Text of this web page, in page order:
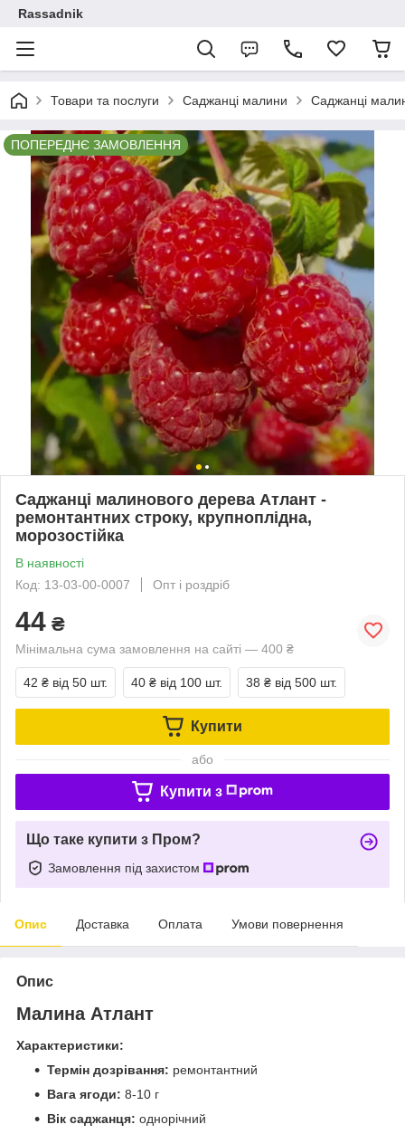
Rassadnik
Товари та послуги Саджанці малини Саджанці
ПОПЕРЕДНЄ ЗАМОВЛЕННЯ
Саджанці малинового дерева Атлант -
ремонтантних строку, крупноплідна,
морозостійка
В наявності
Код: 13-03-00-0007
Опт і роздріб
44 ₴
Мінімальна сума замовлення на сайті — 400 ₴
42 ₴ від 50 шт. 40 ₴ від 100 шт. 38 ₴ від 500 шт.
Купити
або
Купити з
Що таке купити з Пром?
Замовлення під захистом
Опис Доставка Оплата Умови повернення
Опис
Малина Атлант
Характеристики:
Термін дозрівання: ремонтантний
Вага ягоди: 8-10 г
Вік саджанця: однорічний